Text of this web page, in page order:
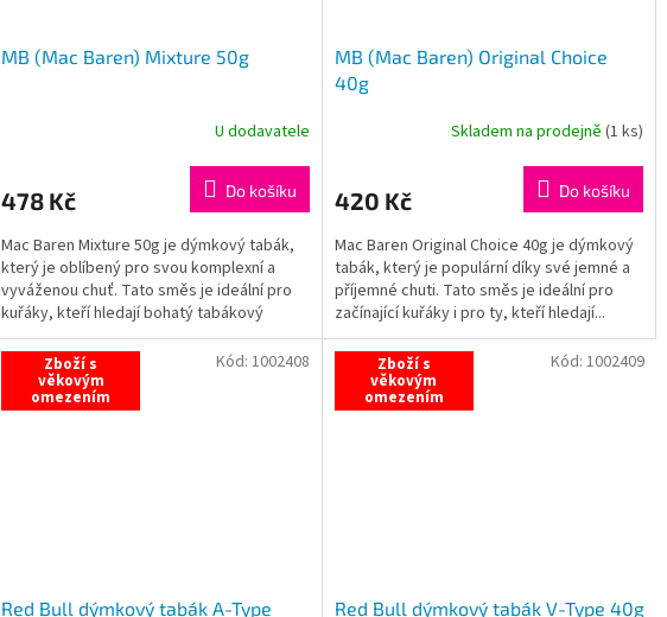
MB (Mac Baren) Mixture 50g
U dodavatele
478 Kč Do košíku
Mac Baren Mixture 50g je dýmkový tabák,
který je oblíbený pro svou komplexní a
vyváženou chuť. Tato směs je ideální pro
kuřáky, kteří hledají bohatý tabákový
zážitek s...
MB (Mac Baren) Original Choice
40g
Skladem na prodejně (1 ks)
420 Kč Do košíku
Mac Baren Original Choice 40g je dýmkový
tabák, který je populární díky své jemné a
příjemné chuti. Tato směs je ideální pro
začínající kuřáky i pro ty, kteří hledají...
Zboží s
věkovým
omezením
Red Bull dýmkový tabák A-Type
Kód: 1002408 Zboží s
věkovým
omezením
Red Bull dýmkový tabák V-Type 40g
Kód: 1002409